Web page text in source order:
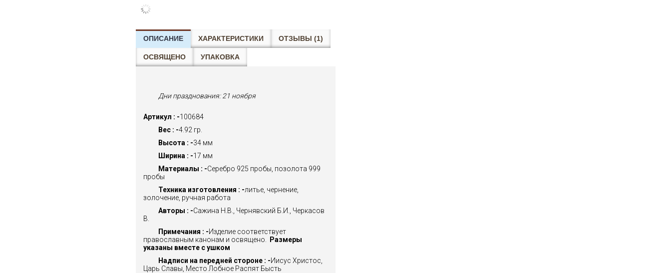
ОПИСАНИЕ ХАРАКТЕРИСТИКИ ОТЗЫВЫ (1)
ОСВЯЩЕНО УПАКОВКА
Дни празднования:21 ноября
Артикул : -100684
Вес : -4.92 гр.
Высота : -34 мм
Ширина : -17 мм
Материалы : -Серебро 925 пробы, позолота 999
пробы
Техника изготовления : -литье, чернение,
золочение, ручная работа
Авторы : -Сажина Н.В., Чернявский Б.И., Черкасов
В.
Примечания : -Изделие соответствует
православным канонам и освящено.
Размеры
указаны вместе с ушком
Надписи на передней стороне : -Иисус Христос,
Царь Славы, Место Лобное Распят Бысть